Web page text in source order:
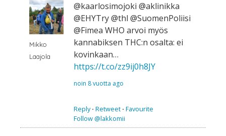
Mikko
Laajola
@kaarlosimojoki @aklinikka
@EHYTry @thl @SuomenPoliisi
@Fimea WHO arvoi myös
kannabiksen THC:n osalta: ei
kovinkaan…
https://t.co/zz9ij0h8JY
noin 8 vuotta ago
Reply⋅ Retweet ⋅ Favourite
Follow @lakkomii